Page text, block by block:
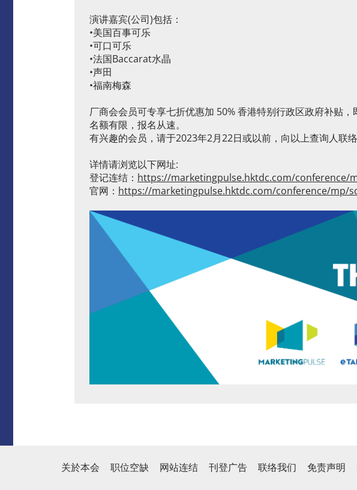
演讲嘉宾(公司)包括：
•美国百事可乐
•可口可乐
•法国Baccarat水晶
•声田
•福南梅森
厂商会会员可专享七折优惠加 50% 香港特别行政区政府补贴，
名额有限，报名从速。
有兴趣的会员，请于2023年2月22日或以前，向以上查询人联
详情请浏览以下网址:
登记连结： https://marketingpulse.hktdc.com/conference/
官网： https://marketingpulse.hktdc.com/conference/mp/
关於本会 职位空缺 网站连结 刊登广告 联络我们 免责声明